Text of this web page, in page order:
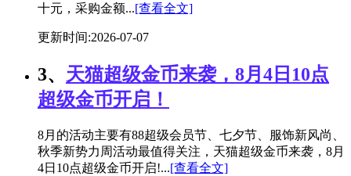
十元，采购金额...[查看全文]
更新时间:2026-07-07
3、 天猫超级金币来袭，8月4日10点
超级金币开启！
8月的活动主要有88超级会员节、七夕节、服饰新风尚、
秋季新势力周活动最值得关注，天猫超级金币来袭，8月
4日10点超级金币开启!...[查看全文]